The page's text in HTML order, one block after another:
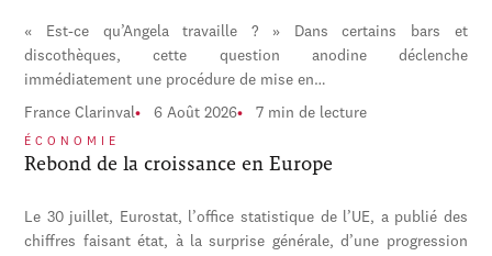
« Est-ce qu’Angela travaille ? » Dans certains bars et
discothèques, cette question anodine déclenche
immédiatement une procédure de mise en…
France Clarinval 6 Août 2026 7 min de lecture
ÉCONOMIE
Rebond de la croissance en Europe
Le 30 juillet, Eurostat, l’office statistique de l’UE, a publié des
chiffres faisant état, à la surprise générale, d’une progression